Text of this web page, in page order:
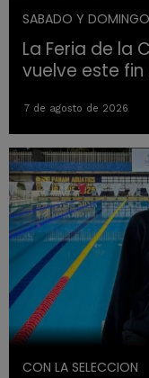
SABADO Y DOMINGO
La Feria de la
vuelve este
7 de agosto de 2026
CON LA SELECCION